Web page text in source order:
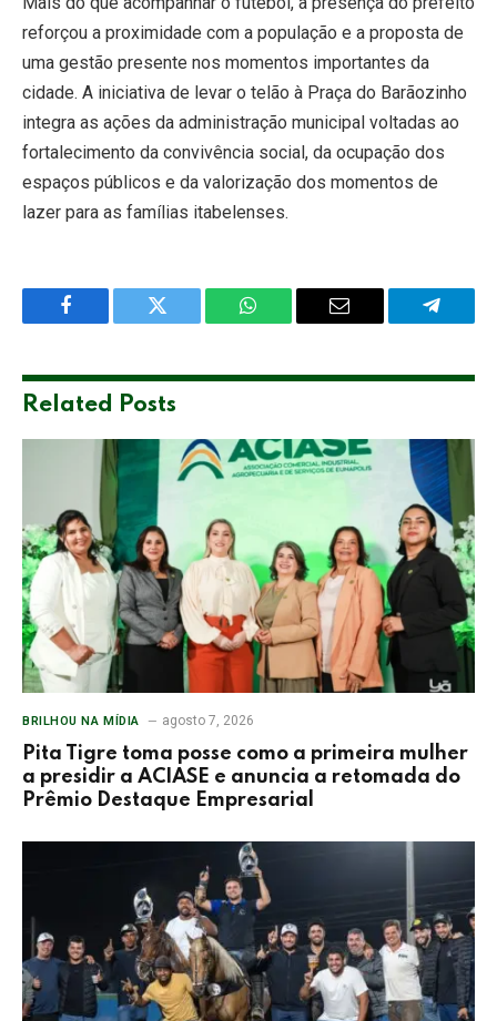
reforçou a proximidade com a população e a proposta de
uma gestão presente nos momentos importantes da
cidade. A iniciativa de levar o telão à Praça do Barãozinho
integra as ações da administração municipal voltadas ao
fortalecimento da convivência social, da ocupação dos
espaços públicos e da valorização dos momentos de
lazer para as famílias itabelenses.
Facebook Twitter WhatsApp Email
Related Posts
BRILHOU NA MÍDIA agosto 7, 2026
Pita Tigre toma posse como a primeira mulher
a presidir a ACIASE e anuncia a retomada do
Prêmio Destaque Empresarial